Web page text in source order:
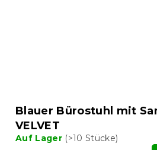
Blauer Bürostuhl mit
VELVET
Auf Lager (>10 Stücke)